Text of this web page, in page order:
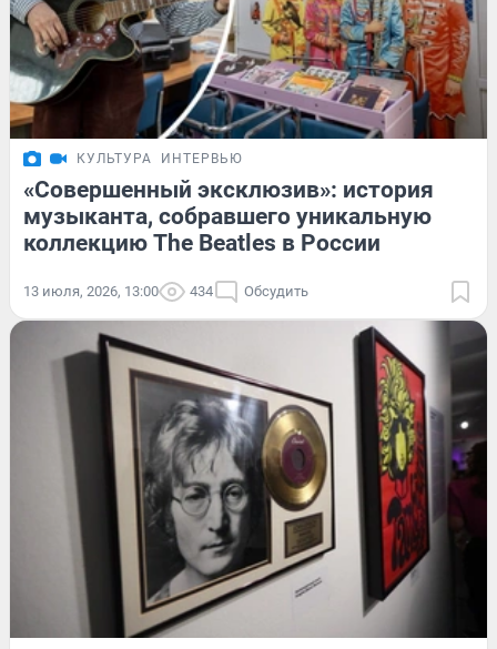
КУЛЬТУРА ИНТЕРВЬЮ
«Совершенный эксклюзив»: история
музыканта, собравшего уникальную
коллекцию The Beatles в России
13 июля, 2026, 13:00 434 Обсудить